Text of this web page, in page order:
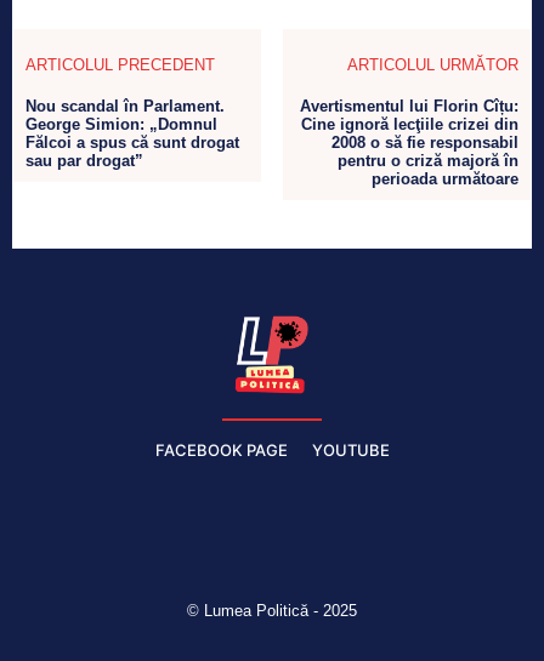
ARTICOLUL PRECEDENT
Nou scandal în Parlament.
George Simion: „Domnul
Fălcoi a spus că sunt drogat
sau par drogat”
ARTICOLUL URMĂTOR
Avertismentul lui Florin Cîțu:
Cine ignoră lecţiile crizei din
2008 o să fie responsabil
pentru o criză majoră în
perioada următoare
FACEBOOK PAGE YOUTUBE
© Lumea Politică - 2025